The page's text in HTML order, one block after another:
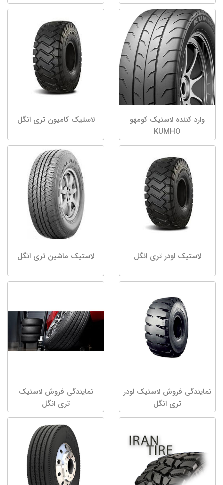
وارد کننده لاستیک کومهو
KUMHO
لاستیک کامیون تری انگل
لاستیک لودر تری انگل لاستیک ماشین تری انگل
نمایندگی فروش لاستیک لودر
تری انگل
نمایندگی فروش لاستیک
تری انگل